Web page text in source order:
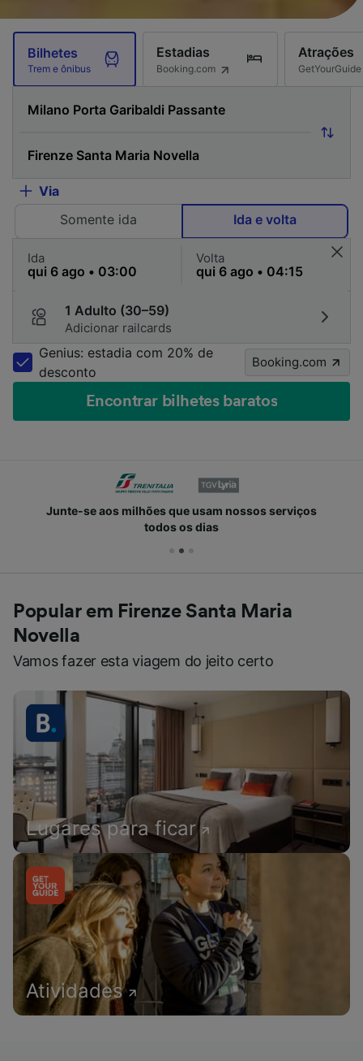
Bilhetes
Trem e ônibus
Estadias
Booking.com
Atrações
GetYourGuide
Via
Somente ida
Ida e volta
Ida Volta
1 Adulto (30–59)
Adicionar railcards
Genius: estadia com 20% de
desconto
Booking.com
Encontrar bilhetes baratos
Junte-se aos milhões que usam nossos serviços
todos os dias
Popular em Firenze Santa Maria
Novella
Vamos fazer esta viagem do jeito certo
Lugares para ficar
Atividades